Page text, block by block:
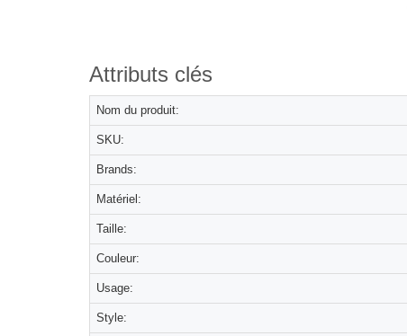
Attributs clés
Nom du produit:
SKU:
Brands:
Matériel:
Taille:
Couleur:
Usage:
Style: